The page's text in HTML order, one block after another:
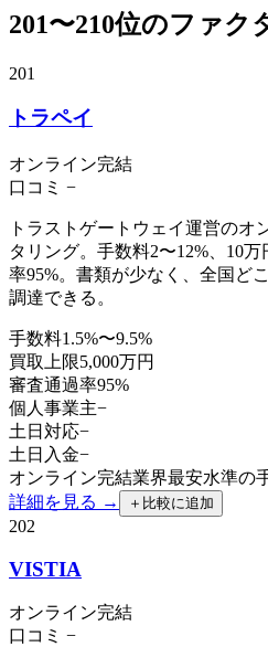
201〜210位のファク
201
トラペイ
オンライン完結
口コミ −
トラストゲートウェイ運営のオ
タリング。手数料2〜12%、10
率95%。書類が少なく、全国ど
調達できる。
手数料1.5%〜9.5%
買取上限5,000万円
審査通過率95%
個人事業主−
土日対応−
土日入金−
オンライン完結業界最安水準の
詳細を見る →
＋ 比較に追加
202
VISTIA
オンライン完結
口コミ −